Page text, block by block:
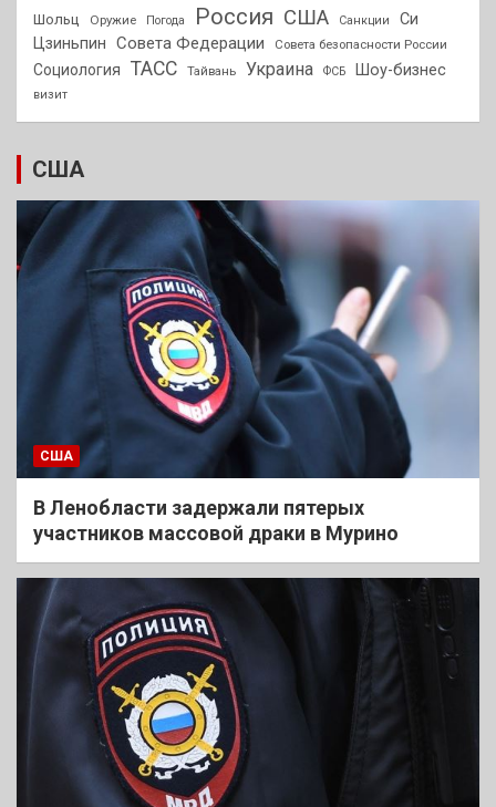
Шольц
Оружие Погода Россия США Санкции
Си
Цзиньпин Совета Федерации Совета безопасности России
Социология ТАСС Тайвань Украина ФСБ Шоу-бизнес
визит
США
США
В Ленобласти задержали пятерых
участников массовой драки в Мурино